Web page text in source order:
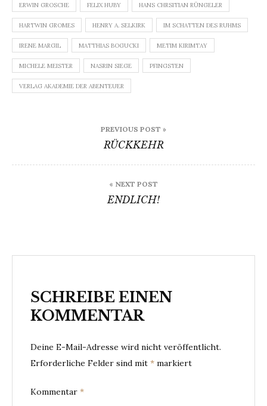
ERWIN GROSCHE FELIX HUBY HANS CHRSITIAN RÜNGELER
HARTWIN GROMES HENRY A. SELKIRK IM SCHATTEN DES RUHMS
IRENE MARGIL MATTHIAS BOGUCKI METIM KIRIMTAY
MICHELE MEISTER NASRIN SIEGE PFINGSTEN
VERLAG AKADEMIE DER ABENTEUER
PREVIOUS POST »
RÜCKKEHR
« NEXT POST
ENDLICH!
SCHREIBE EINEN
KOMMENTAR
Deine E-Mail-Adresse wird nicht veröffentlicht.
Erforderliche Felder sind mit * markiert
Kommentar *